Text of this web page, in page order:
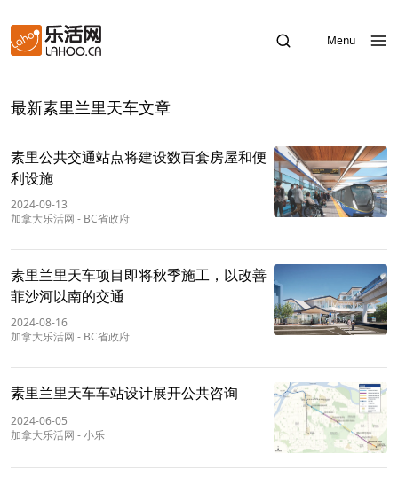
Menu
最新素里兰里天车文章
素里公共交通站点将建设数百套房屋和便
利设施
2024-09-13
加拿大乐活网 - BC省政府
素里兰里天车项目即将秋季施工，以改善
菲沙河以南的交通
2024-08-16
加拿大乐活网 - BC省政府
素里兰里天车车站设计展开公共咨询
2024-06-05
加拿大乐活网 -小乐